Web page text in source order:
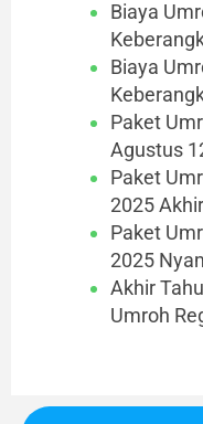
Biaya
Biaya
Paket
Agustus
Paket
2025
Paket
2025
Akhir
Umroh